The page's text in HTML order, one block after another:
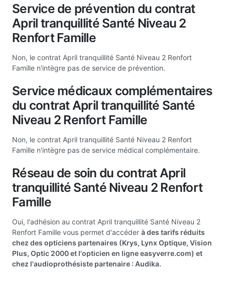
Service de prévention du contrat
April tranquillité Santé Niveau 2
Renfort Famille
Non, le contrat April tranquillité Santé Niveau 2 Renfort
Famille n'intègre pas de service de prévention.
Service médicaux complémentaires
du contrat April tranquillité Santé
Niveau 2 Renfort Famille
Non, le contrat April tranquillité Santé Niveau 2 Renfort
Famille n'intègre pas de service médical complémentaire.
Réseau de soin du contrat April
tranquillité Santé Niveau 2 Renfort
Famille
Oui, l'adhésion au contrat April tranquillité Santé Niveau 2
Renfort Famille vous permet d'accéder à des tarifs réduits
chez des opticiens partenaires (Krys, Lynx Optique, Vision
Plus, Optic 2000 et l'opticien en ligne easyverre.com) et
chez l'audioprothésiste partenaire : Audika.